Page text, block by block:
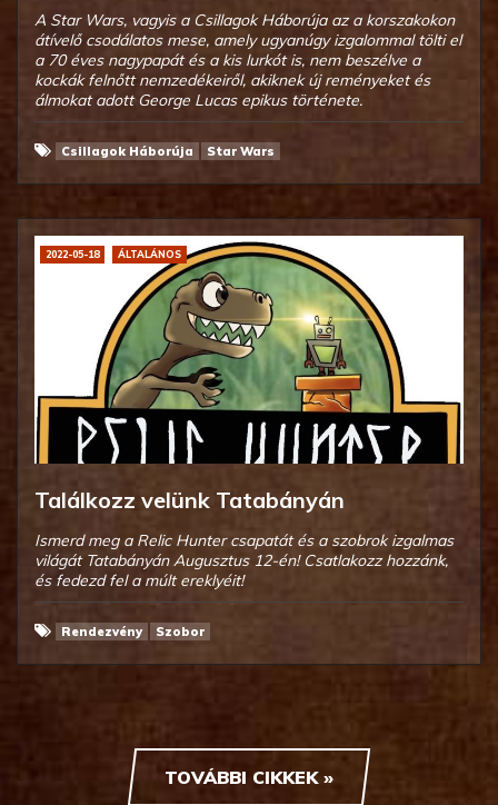
A Star Wars, vagyis a Csillagok Háborúja az a korszakokon
átívelő csodálatos mese, amely ugyanúgy izgalommal tölti el
a 70 éves nagypapát és a kis lurkót is, nem beszélve a
kockák felnőtt nemzedékeiről, akiknek új reményeket és
álmokat adott George Lucas epikus története.
Csillagok Háborúja Star Wars
2022-05-18 ÁLTALÁNOS
Találkozz velünk Tatabányán
Ismerd meg a Relic Hunter csapatát és a szobrok izgalmas
világát Tatabányán Augusztus 12-én! Csatlakozz hozzánk,
és fedezd fel a múlt ereklyéit!
Rendezvény Szobor
TOVÁBBI CIKKEK »